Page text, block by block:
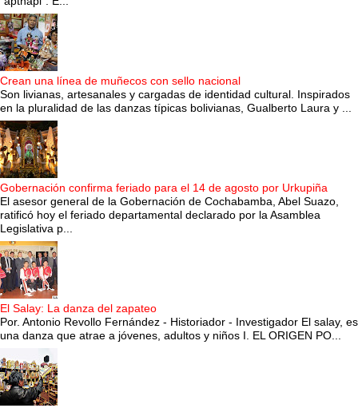
Crean una línea de muñecos con sello nacional
Son livianas, artesanales y cargadas de identidad cultural. Inspirados
en la pluralidad de las danzas típicas bolivianas, Gualberto Laura y ...
Gobernación confirma feriado para el 14 de agosto por Urkupiña
El asesor general de la Gobernación de Cochabamba, Abel Suazo,
ratificó hoy el feriado departamental declarado por la Asamblea
Legislativa p...
El Salay: La danza del zapateo
Por. Antonio Revollo Fernández - Historiador - Investigador El salay, es
una danza que atrae a jóvenes, adultos y niños I. EL ORIGEN PO...